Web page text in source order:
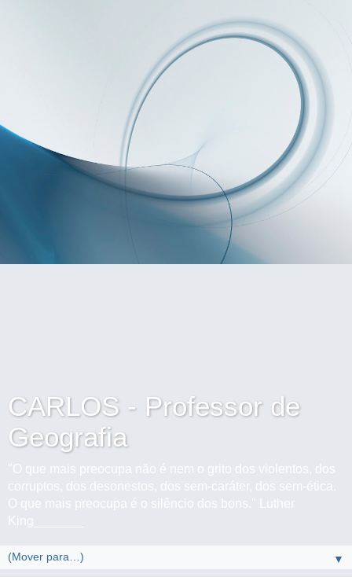
CARLOS - Professor de
Geografia
"O que mais preocupa não é nem o grito dos violentos, dos
corruptos, dos desonestos, dos sem-caráter, dos sem-ética.
O que mais preocupa é o silêncio dos bons." Luther
King_______
▼